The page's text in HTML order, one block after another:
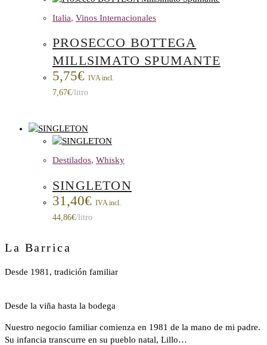
Italia, Vinos Internacionales
PROSECCO BOTTEGA
MILLSIMATO SPUMANTE
5,75€ IVA incl.
7,67€/litro
Destilados, Whisky
SINGLETON
31,40€ IVA incl.
44,86€/litro
La Barrica
Desde 1981, tradición familiar
Desde la viña hasta la bodega
Nuestro negocio familiar comienza en 1981 de la mano de mi padre.
Su infancia transcurre en su pueblo natal, Lillo…